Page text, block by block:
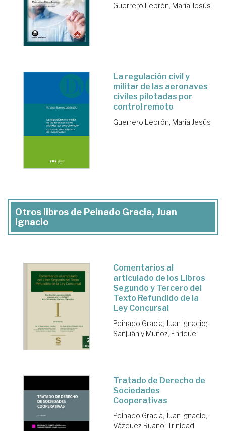
Guerrero Lebrón, María Jesús
La regulación civil y
militar de las aeronaves
civiles pilotadas por
control remoto
Guerrero Lebrón, María Jesús
Otros libros de Peinado Gracia, Juan
Ignacio
Comentarios al
articulado de los Libros
Segundo y Tercero del
Texto Refundido de la
Ley Concursal
Peinado Gracia, Juan Ignacio;
Sanjuán y Muñoz, Enrique
Tratado de Derecho de
Sociedades
Cooperativas
Peinado Gracia, Juan Ignacio;
Vázquez Ruano, Trinidad